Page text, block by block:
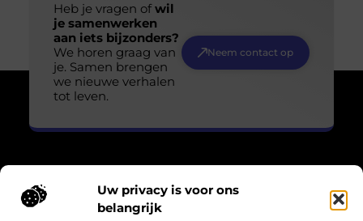
Uw privacy is voor ons
belangrijk
Heb je vragen ofwil
je samenwerken
aan iets bijzonders?
We horen graag van
je. Samen brengen
we nieuwe verhalen
tot leven.
Neem contact op
Over Losser Digitaal
“Kijk omhoog. Vind het wonder in het gewone.”